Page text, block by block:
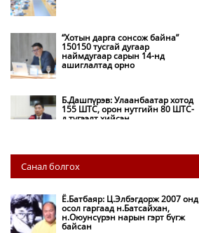
“Хотын дарга сонсож байна”
150150 тусгай дугаар
наймдугаар сарын 14-нд
ашиглалтад орно
Б.Дашпүрэв: Улаанбаатар хотод
155 ШТС, орон нутгийн 80 ШТС-
д түгээлт хийсэн
НИТХ: Багануур ХК-ийг түшиглэн
нүүрс-пиролизийн үйлдвэр
байгуулж, ирэх оноос хагас кокс
Амаргүй цаг үеийг ирэх
Санал болгох
Ё.Батбаяр: Ц.Элбэгдорж 2007 онд
осол гаргаад н.Батсайхан,
н.Оюунсүрэн нарын гэрт бүгж
байсан